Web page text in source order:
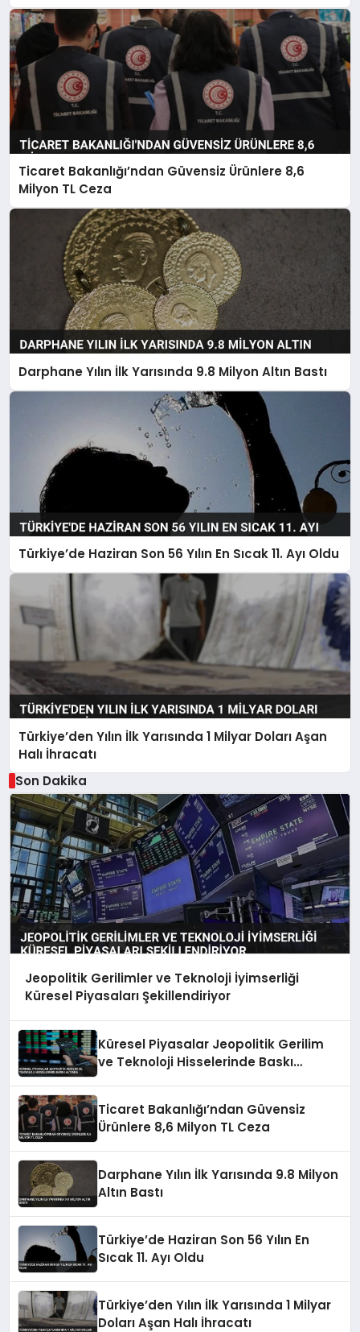
Ticaret Bakanlığı’ndan Güvensiz Ürünlere 8,6
Milyon TL Ceza
Darphane Yılın İlk Yarısında 9.8 Milyon Altın Bastı
Türkiye’de Haziran Son 56 Yılın En Sıcak 11. Ayı Oldu
Türkiye’den Yılın İlk Yarısında 1 Milyar Doları Aşan
Halı İhracatı
Son Dakika
Jeopolitik Gerilimler ve Teknoloji İyimserliği
Küresel Piyasaları Şekillendiriyor
Küresel Piyasalar Jeopolitik Gerilim
ve Teknoloji Hisselerinde Baskı
Ticaret Bakanlığı’ndan Güvensiz
Ürünlere 8,6 Milyon TL Ceza
Darphane Yılın İlk Yarısında 9.8 Milyon
Altın Bastı
Türkiye’de Haziran Son 56 Yılın En
Sıcak 11. Ayı Oldu
Türkiye’den Yılın İlk Yarısında 1 Milyar
Doları Aşan Halı İhracatı